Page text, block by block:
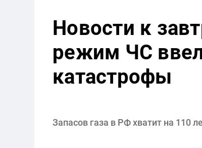
Новости к
режим ЧС
катастрофы
Запасов газа в РФ хватит на 110